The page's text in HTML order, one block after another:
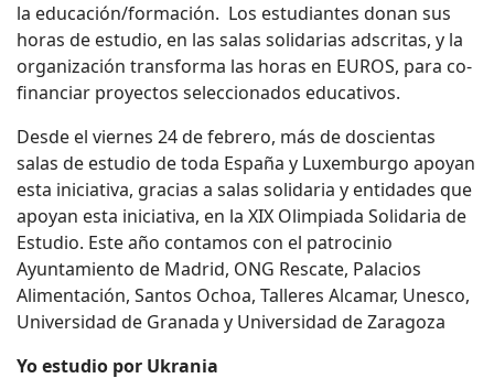
la educación/formación. Los estudiantes donan sus
horas de estudio, en las salas solidarias adscritas, y la
organización transforma las horas en EUROS, para co-
financiar proyectos seleccionados educativos.
Desde el viernes 24 de febrero, más de doscientas
salas de estudio de toda España y Luxemburgo apoyan
esta iniciativa, gracias a salas solidaria y entidades que
apoyan esta iniciativa, en la XIX Olimpiada Solidaria de
Estudio. Este año contamos con el patrocinio
Ayuntamiento de Madrid, ONG Rescate, Palacios
Alimentación, Santos Ochoa, Talleres Alcamar, Unesco,
Universidad de Granada y Universidad de Zaragoza
Yo estudio por Ukrania